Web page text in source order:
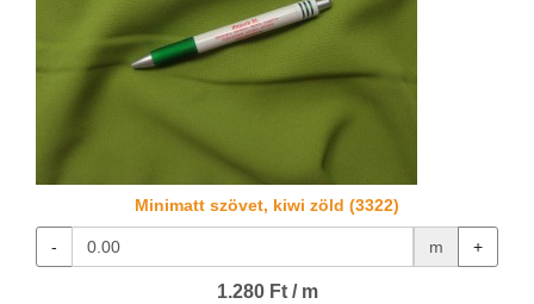
Minimatt szövet, kiwi zöld (3322)
- m +
1.280 Ft / m